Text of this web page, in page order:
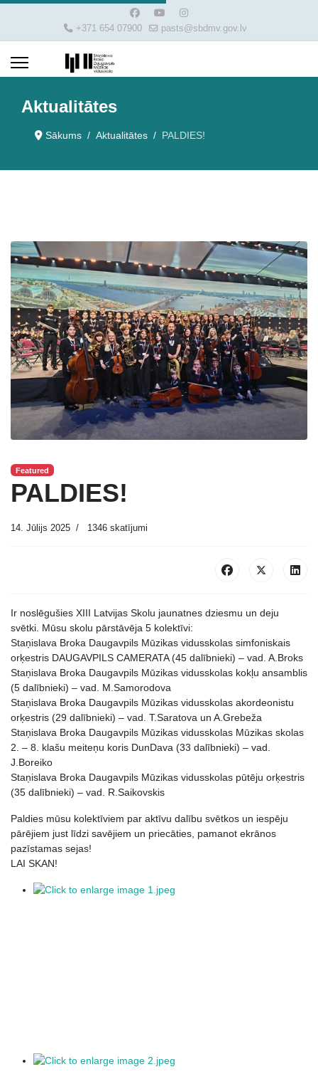
+371 654 07900 pasts@sbdmv.gov.lv
Aktualitātes
Sākums Aktualitātes PALDIES!
Featured
PALDIES!
14. Jūlijs 2025 1346 skatījumi
Ir noslēgušies XIII Latvijas Skolu jaunatnes dziesmu un deju
svētki. Mūsu skolu pārstāvēja 5 kolektīvi:
Staņislava Broka Daugavpils Mūzikas vidusskolas simfoniskais
orķestris DAUGAVPILS CAMERATA (45 dalībnieki) – vad. A.Broks
Staņislava Broka Daugavpils Mūzikas vidusskolas kokļu ansamblis
(5 dalībnieki) – vad. M.Samorodova
Staņislava Broka Daugavpils Mūzikas vidusskolas akordeonistu
orķestris (29 dalībnieki) – vad. T.Saratova un A.Grebeža
Staņislava Broka Daugavpils Mūzikas vidusskolas Mūzikas skolas
2. – 8. klašu meiteņu koris DunDava (33 dalībnieki) – vad.
J.Boreiko
Staņislava Broka Daugavpils Mūzikas vidusskolas pūtēju orķestris
(35 dalībnieki) – vad. R.Saikovskis
Paldies mūsu kolektīviem par aktīvu dalību svētkos un iespēju
pārējiem just līdzi savējiem un priecāties, pamanot ekrānos
pazīstamas sejas!
LAI SKAN!